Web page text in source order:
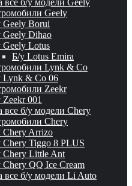
все б/у модели Geely
Geely
Geely Borui
Geely Dihao
Geely Lotus
Б/у Lotus Emira
Lynk & Co
Lynk & Co 06
Zeekr
Zeekr 001
все б/у модели Chery
Chery
Chery Arrizo
Chery Tiggo 8 PLUS
Chery Little Ant
Chery QQ Ice Cream
все б/у модели Li Auto